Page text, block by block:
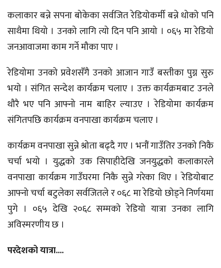
कलाकार बन्ने सपना बोकेका सर्वजित रेडियोकर्मी बन्ने धोको पनि
साथैमा थियो । उनको लागि त्यो दिन पनि आयो । ०६५ मा रेडियो
जनआवाजमा काम गर्ने मौका पाए ।
रेडियोमा उनको प्रवेशसँगै उनको आजान गाउँ बस्तीका पुग्न सुरु
भयो । संगित सन्देश कार्यक्रम चलाए । उक्त कार्यक्रमबाट उनले
थौरै भए पनि आफ्नो नाम बाहिर ल्याउए । रेडियोमा कार्यक्रम
संगितपछि कार्यक्रम वनपाखा कार्यक्रम चलाए ।
कार्यक्रम वनपाखा सुन्ने श्रोता बढ्दै गए । भनौं गाउँतिर उनको निकै
चर्चा भयो । युद्धको उक सिपाहीदेखि जनयुद्धको कलाकारले
वनपाखा कार्यक्रम गाउँघरमा निकै सुन्ने गरेका थिए । रेडियोबाट
आफ्नो चर्चा बटुलेका सर्वजितले र ०६८ मा रेडियो छोड्ने निर्णयमा
पुगे । ०६५ देखि २०६८ सम्मको रेडियो यात्रा उनका लागि
अविस्मरणीय छ ।
परदेशको यात्रा....